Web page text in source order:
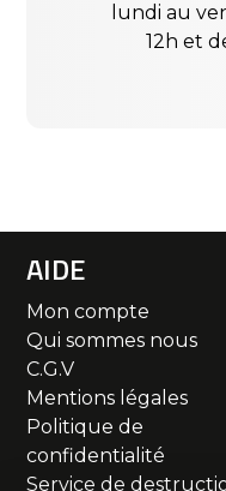
lundi au
12h et
AIDE
Mon compte
Qui sommes nous
C.G.V
Mentions légales
Politique de
confidentialité
Service de